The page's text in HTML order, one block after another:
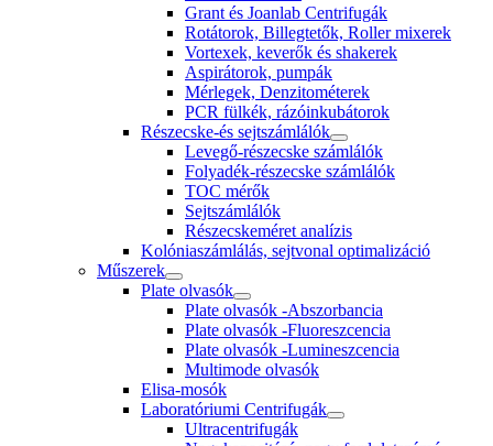
Grant és Joanlab Centrifugák
Rotátorok, Billegtetők, Roller mixerek
Vortexek, keverők és shakerek
Aspirátorok, pumpák
Mérlegek, Denzitométerek
PCR fülkék, rázóinkubátorok
Részecske-és sejtszámlálók
Levegő-részecske számlálók
Folyadék-részecske számlálók
TOC mérők
Sejtszámlálók
Részecskeméret analízis
Kolóniaszámlálás, sejtvonal optimalizáció
Műszerek
Plate olvasók
Plate olvasók -Abszorbancia
Plate olvasók -Fluoreszcencia
Plate olvasók -Lumineszcencia
Multimode olvasók
Elisa-mosók
Laboratóriumi Centrifugák
Ultracentrifugák